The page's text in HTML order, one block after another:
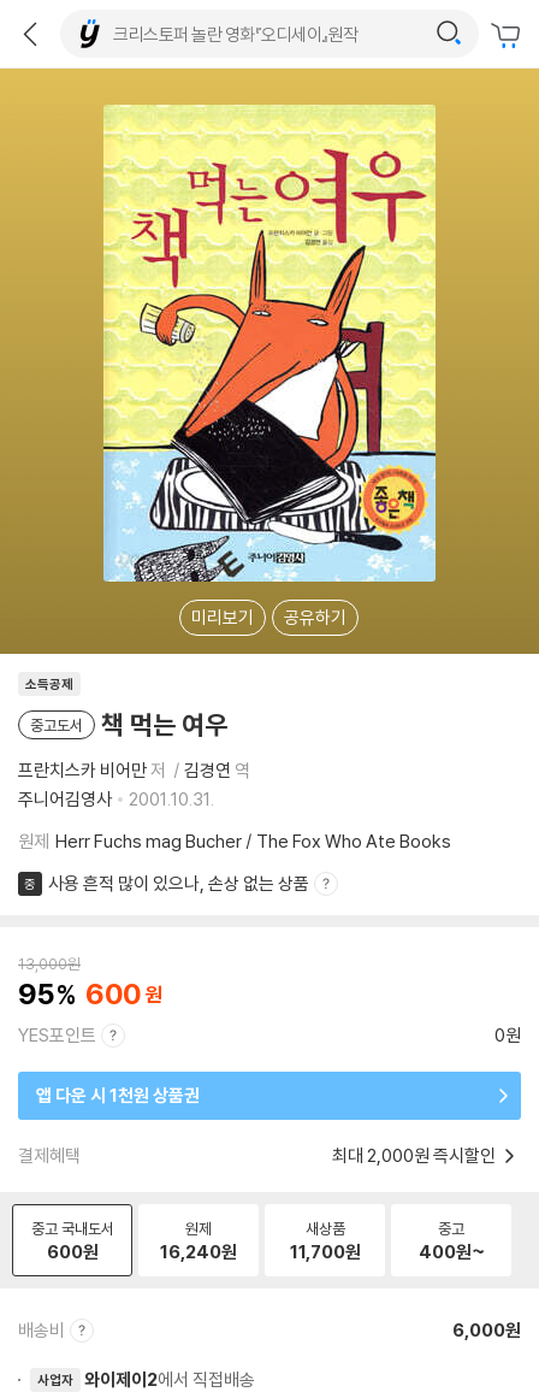
미리보기 공유하기
소득공제
중고도서 책 먹는 여우
프란치스카 비어만저 김경연 역
주니어김영사
2001.10.31.
원제 Herr Fuchs mag Bucher / The Fox Who Ate Books
중 사용 흔적 많이 있으나, 손상 없는 상품
13,000원
95 600
YES포인트 0원
앱 다운 시 1천원 상품권
결제혜택 최대 2,000원 즉시할인
중고 국내도서
600원
원제
16,240원
새상품
11,700원
중고
400원~
배송비 6,000원
사업자 와이제이2에서 직접배송